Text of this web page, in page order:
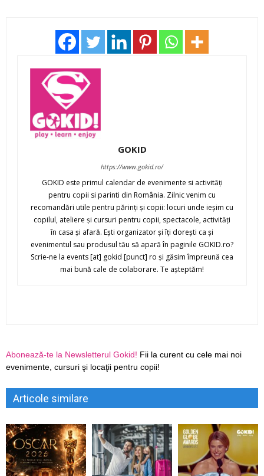
GOKID
https://www.gokid.ro/
GOKID este primul calendar de evenimente si activităţi
pentru copii si parinti din România. Zilnic venim cu
recomandări utile pentru părinţi şi copii: locuri unde ieşim cu
copilul, ateliere şi cursuri pentru copii, spectacole, activităţi
în casa şi afară. Eşti organizator şi îţi doreşti ca şi
evenimentul sau produsul tău să apară în paginile GOKID.ro?
Scrie-ne la events [at] gokid [punct] ro şi găsim împreună cea
mai bună cale de colaborare. Te aşteptăm!
Abonează-te la Newsletterul Gokid! Fii la curent cu cele mai noi
evenimente, cursuri şi locaţii pentru copii!
Articole similare